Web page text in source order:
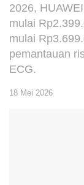
2026,
mulai
mulai
pemantauan
ECG.
18 Mei 2026